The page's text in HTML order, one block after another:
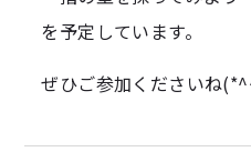
を予定しています。
ぜひご参加くださいね